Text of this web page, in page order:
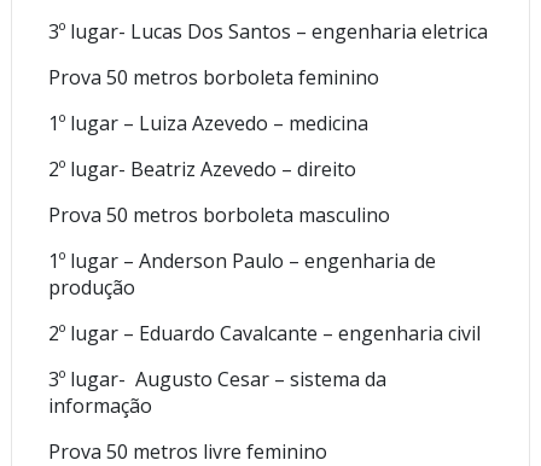
3º lugar- Lucas Dos Santos – engenharia eletrica
Prova 50 metros borboleta feminino
1º lugar – Luiza Azevedo – medicina
2º lugar- Beatriz Azevedo – direito
Prova 50 metros borboleta masculino
1º lugar – Anderson Paulo – engenharia de
produção
2º lugar – Eduardo Cavalcante – engenharia civil
3º lugar- Augusto Cesar – sistema da
informação
Prova 50 metros livre feminino